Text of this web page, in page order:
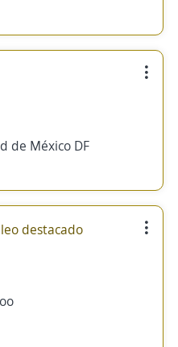
de México DF
destacado